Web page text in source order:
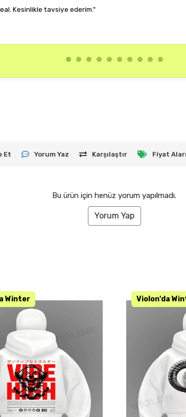
memnun kaldım."
Et Yorum Yaz Karşılaştır Fiyat
Bu ürün için henüz yorum yapılmadı.
Yorum Yap